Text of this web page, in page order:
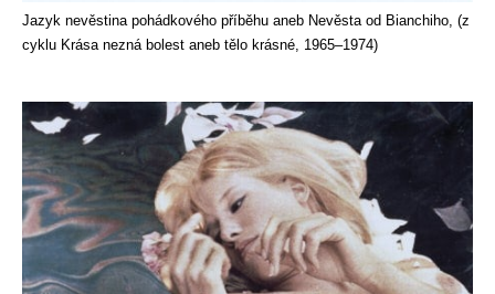
Jazyk nevěstina pohádkového příběhu aneb Nevěsta od Bianchiho, (z
cyklu Krása nezná bolest aneb tělo krásné, 1965–1974)